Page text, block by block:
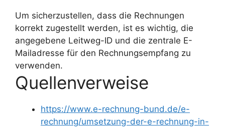
Um sicherzustellen, dass die Rechnungen
korrekt zugestellt werden, ist es wichtig, die
angegebene Leitweg-ID und die zentrale E-
Mailadresse für den Rechnungsempfang zu
verwenden.
Quellenverweise
https://www.e-rechnung-bund.de/e-
rechnung/umsetzung-der-e-rechnung-in-